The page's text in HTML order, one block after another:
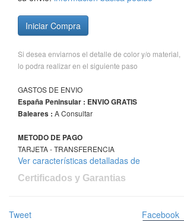
Iniciar Compra
Si desea enviarnos el detalle de color y/o material,
lo podra realizar en el siguiente paso
GASTOS DE ENVIO
España Peninsular : ENVIO GRATIS
Baleares : A Consultar
METODO DE PAGO
TARJETA - TRANSFERENCIA
Ver características detalladas de
Certificados y Garantias
Tweet Facebook